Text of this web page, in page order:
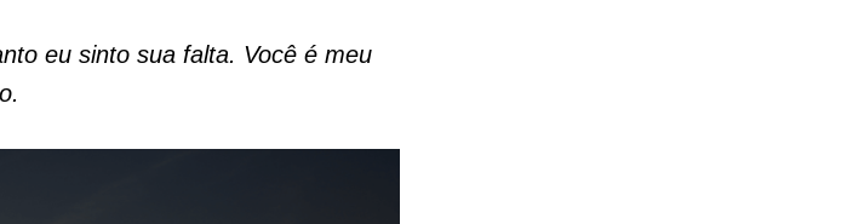
eu sinto sua falta. Você é meu